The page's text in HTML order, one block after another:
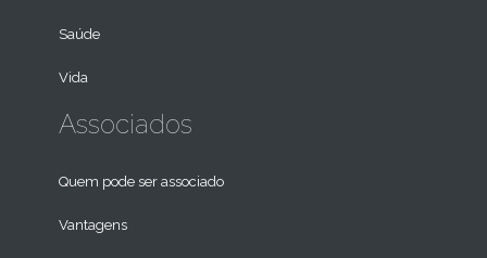
Saúde
Vida
Associados
Quem pode ser associado
Vantagens